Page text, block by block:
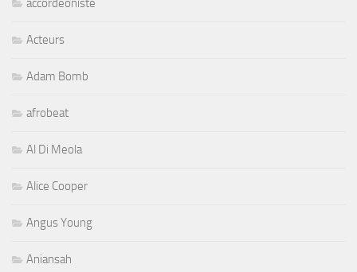
accordeoniste
Acteurs
Adam Bomb
afrobeat
Al Di Meola
Alice Cooper
Angus Young
Aniansah